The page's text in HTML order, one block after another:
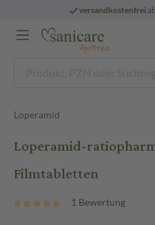
versandkostenfrei
Loperamid
Loperamid-
Filmtabletten
1 Bewertung